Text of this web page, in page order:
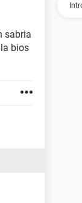
sabria
bios